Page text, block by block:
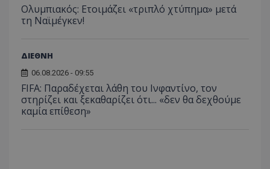
Ολυμπιακός: Ετοιμάζει «τριπλό χτύπημα» μετά
τη Ναϊμέγκεν!
ΔΙΕΘΝΗ
06.08.2026 - 09:55
FIFA: Παραδέχεται λάθη του Ινφαντίνο, τον
στηρίζει και ξεκαθαρίζει ότι... «δεν θα δεχθούμε
καμία επίθεση»